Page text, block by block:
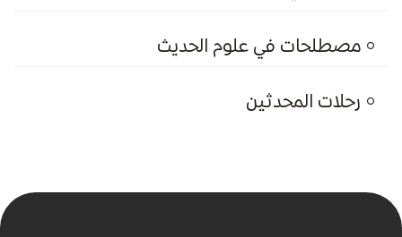
مصطلحات في علوم الحديث
رحلات المحدثين